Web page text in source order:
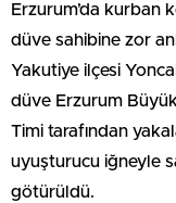
Erzurum’da kurban
düve sahibine zor
Yakutiye ilçesi
düve Erzurum
Timi tarafından
uyuşturucu iğneyle
götürüldü.